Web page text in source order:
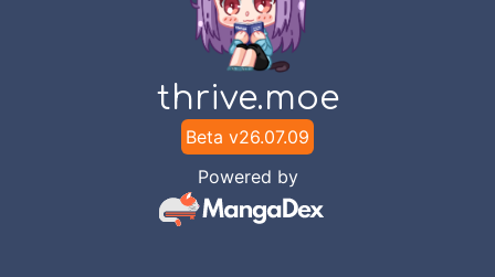
thrive.moe
Beta v26.07.09
Powered by